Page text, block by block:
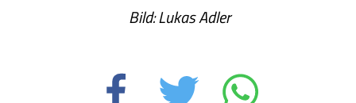
Bild: Lukas Adler